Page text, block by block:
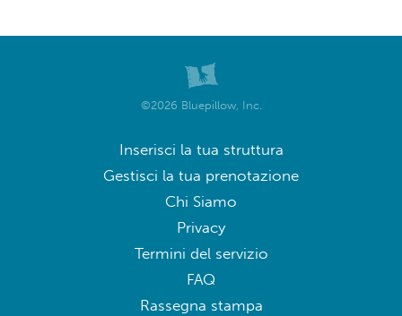
©2026 Bluepillow, Inc.
Inserisci la tua struttura
Gestisci la tua prenotazione
Chi Siamo
Privacy
Termini del servizio
FAQ
Rassegna stampa